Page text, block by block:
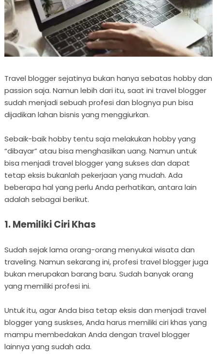
Travel blogger sejatinya bukan hanya sebatas hobby dan
passion saja. Namun lebih dari itu, saat ini travel blogger
sudah menjadi sebuah profesi dan blognya pun bisa
dijadikan lahan bisnis yang menggiurkan.
Sebaik-baik hobby tentu saja melakukan hobby yang
“dibayar” atau bisa menghasilkan uang. Namun untuk
bisa menjadi travel blogger yang sukses dan dapat
tetap eksis bukanlah pekerjaan yang mudah. Ada
beberapa hal yang perlu Anda perhatikan, antara lain
adalah sebagai berikut.
1. Memiliki Ciri Khas
Sudah sejak lama orang-orang menyukai wisata dan
traveling. Namun sekarang ini, profesi travel blogger juga
bukan merupakan barang baru. Sudah banyak orang
yang memiliki profesi ini.
Untuk itu, agar Anda bisa tetap eksis dan menjadi travel
blogger yang suskses, Anda harus memiliki ciri khas yang
mampu membedakan Anda dengan travel blogger
lainnya yang sudah ada.